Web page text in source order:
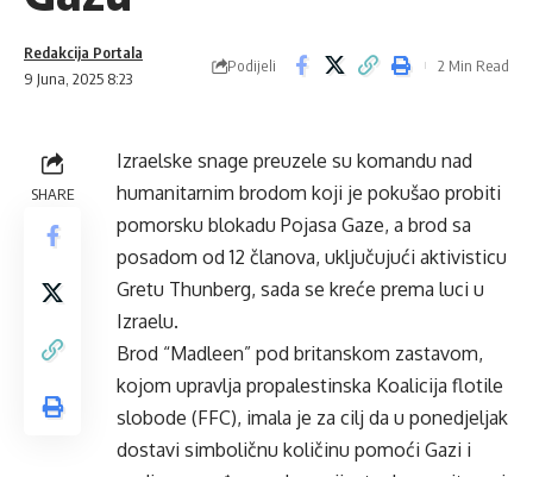
9 Juna, 2025 8:23
Redakcija Portala
Podijeli 2 Min Read
SHARE
Izraelske snage preuzele su komandu nad
humanitarnim brodom koji je pokušao probiti
pomorsku blokadu Pojasa Gaze, a brod sa
posadom od 12 članova, uključujući aktivisticu
Gretu Thunberg, sada se kreće prema luci u
Izraelu.
Brod “Madleen” pod britanskom zastavom,
kojom upravlja propalestinska Koalicija flotile
slobode (FFC), imala je za cilj da u ponedjeljak
dostavi simboličnu količinu pomoći Gazi i